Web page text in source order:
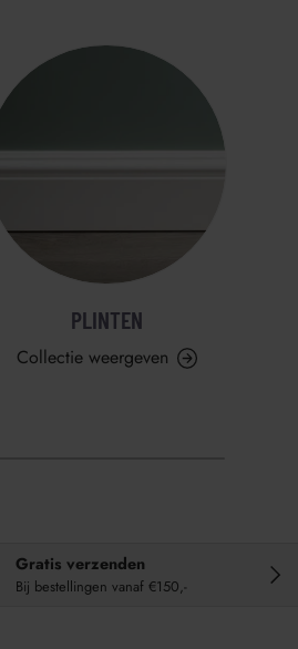
PLINTEN
Collectie weergeven
Gratis verzenden
Bij bestellingen vanaf €150,-